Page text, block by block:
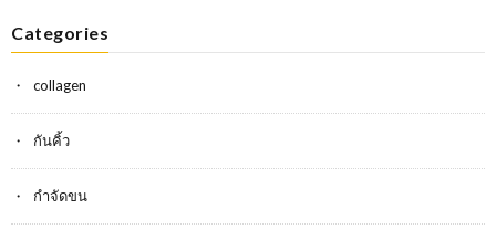
Categories
collagen
กันคิ้ว
กำจัดขน